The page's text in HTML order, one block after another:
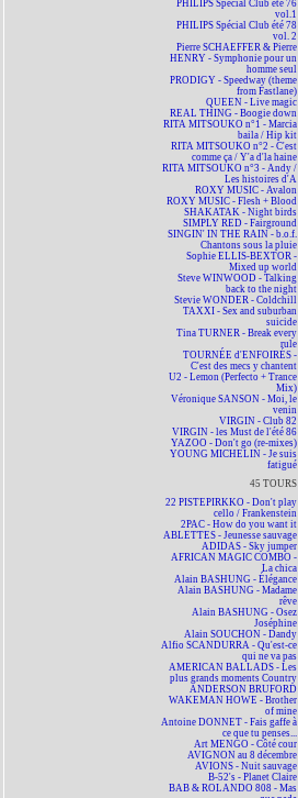
PHILIPS Spécial Club été 76
vol.1
PHILIPS Spécial Club été 78
vol. 2
Pierre SCHAEFFER & Pierre
HENRY - Symphonie pour un
homme seul
PRODIGY - Speedway (theme
from Fastlane)
QUEEN - Live magic
REAL THING - Boogie down
RITA MITSOUKO n°1 - Marcia
baila / Hip kit
RITA MITSOUKO n°2 - C'est
comme ça / Y'a d'la haine
RITA MITSOUKO n°3 - Andy /
Les histoires d'A
ROXY MUSIC - Avalon
ROXY MUSIC - Flesh + Blood
SHAKATAK - Night birds
SIMPLY RED - Fairground
SINGIN' IN THE RAIN - b.o.f.
Chantons sous la pluie
Sophie ELLIS-BEXTOR -
Mixed up world
Steve WINWOOD - Talking
back to the night
Stevie WONDER - Coldchill
TAXXI - Sex and suburban
suicide
Tina TURNER - Break every
rule
TOURNÉE d'ENFOIRÉS -
C'est des mecs y chantent
U2 - Lemon (Perfecto + Trance
Mix)
Véronique SANSON - Moi, le
venin
VIRGIN - Club 82
VIRGIN - les Must de l'été 86
YAZOO - Don't go (re-mixes)
YOUNG MICHELIN - Je suis
fatigué
45 TOURS
22 PISTEPIRKKO - Don't play
cello / Frankenstein
2PAC - How do you want it
ABLETTES - Jeunesse sauvage
ADIDAS - Sky jumper
AFRICAN MAGIC COMBO -
La chica
Alain BASHUNG - Élégance
Alain BASHUNG - Madame
rêve
Alain BASHUNG - Osez
Joséphine
Alain SOUCHON - Dandy
Alfio SCANDURRA - Qu'est-ce
qui ne va pas
AMERICAN BALLADS - Les
plus grands moments Country
ANDERSON BRUFORD
WAKEMAN HOWE - Brother
of mine
Antoine DONNET - Fais gaffe à
ce que tu penses...
Art MENGO - Côté cour
AVIGNON au 8 décembre
AVIONS - Nuit sauvage
B-52's - Planet Claire
BAB & ROLANDO 808 - Mas